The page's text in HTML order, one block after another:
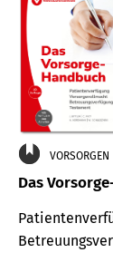
VORSORGEN
Das